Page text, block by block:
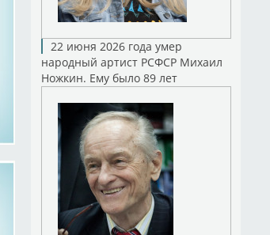
22 июня 2026 года умер
народный артист РСФСР Михаил
Ножкин. Ему было 89 лет